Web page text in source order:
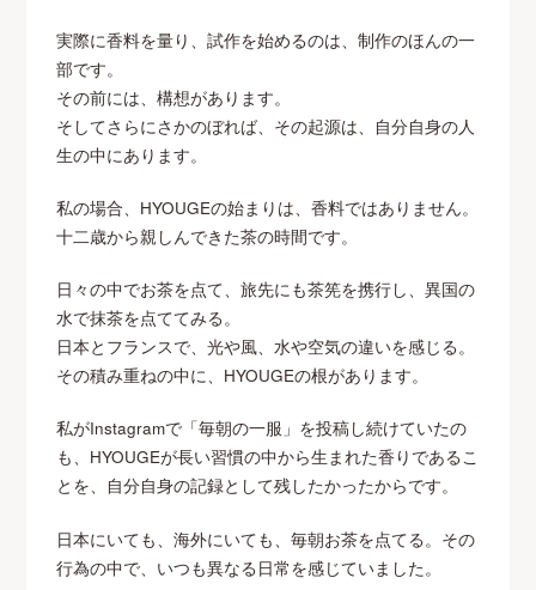
実際に香料を量り、試作を始めるのは、制作のほんの一
部です。
その前には、構想があります。
そしてさらにさかのぼれば、その起源は、自分自身の人
生の中にあります。
私の場合、HYOUGEの始まりは、香料ではありません。
十二歳から親しんできた茶の時間です。
日々の中でお茶を点て、旅先にも茶筅を携行し、異国の
水で抹茶を点ててみる。
日本とフランスで、光や風、水や空気の違いを感じる。
その積み重ねの中に、HYOUGEの根があります。
私がInstagramで「毎朝の一服」を投稿し続けていたの
も、HYOUGEが長い習慣の中から生まれた香りであるこ
とを、自分自身の記録として残したかったからです。
日本にいても、海外にいても、毎朝お茶を点てる。その
行為の中で、いつも異なる日常を感じていました。